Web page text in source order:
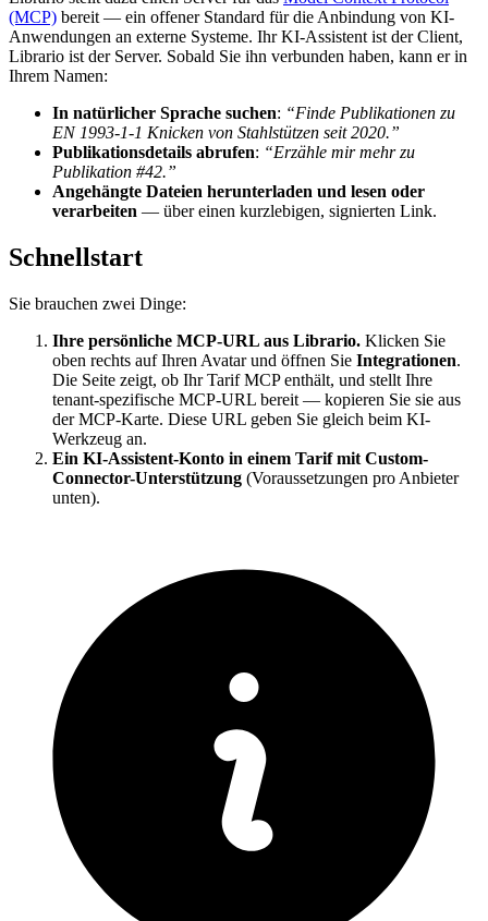
(MCP) bereit — ein offener Standard für die Anbindung von KI-
Anwendungen an externe Systeme. Ihr KI-Assistent ist der Client,
Librario ist der Server. Sobald Sie ihn verbunden haben, kann er in
Ihrem Namen:
In natürlicher Sprache suchen: “Finde Publikationen zu
EN 1993-1-1 Knicken von Stahlstützen seit 2020.”
Publikationsdetails abrufen: “Erzähle mir mehr zu
Publikation #42.”
Angehängte Dateien herunterladen und lesen oder
verarbeiten — über einen kurzlebigen, signierten Link.
Schnellstart
Sie brauchen zwei Dinge:
Ihre persönliche MCP-URL aus Librario. Klicken Sie
oben rechts auf Ihren Avatar und öffnen Sie Integrationen.
Die Seite zeigt, ob Ihr Tarif MCP enthält, und stellt Ihre
tenant-spezifische MCP-URL bereit — kopieren Sie sie aus
der MCP-Karte. Diese URL geben Sie gleich beim KI-
Werkzeug an.
Ein KI-Assistent-Konto in einem Tarif mit Custom-
Connector-Unterstützung (Voraussetzungen pro Anbieter
unten).